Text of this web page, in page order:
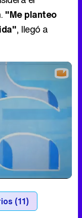
"Me planteo
, llegó a
(11)